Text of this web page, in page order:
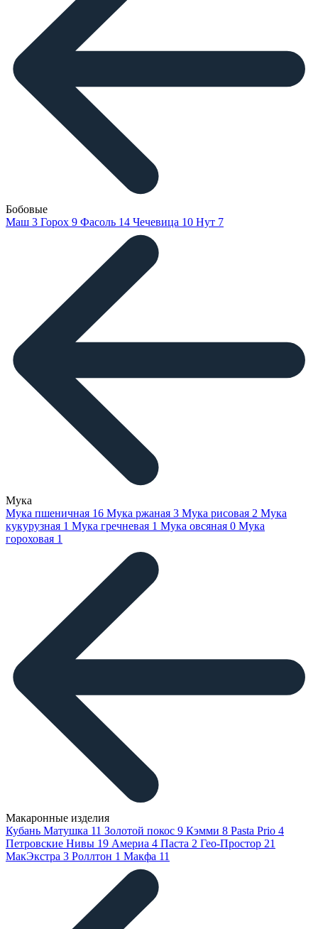
Бобовые
Маш 3 Горох 9 Фасоль 14 Чечевица 10 Нут 7
Мука
Мука пшеничная 16 Мука ржаная 3 Мука рисовая 2 Мука
кукурузная 1 Мука гречневая 1 Мука овсяная 0 Мука
гороховая 1
Макаронные изделия
Кубань Матушка 11 Золотой покос 9 Кэмми 8 Pasta Prio 4
Петровские Нивы 19 Америа 4 Паста 2 Гео-Простор 21
МакЭкстра 3 Роллтон 1 Макфа 11